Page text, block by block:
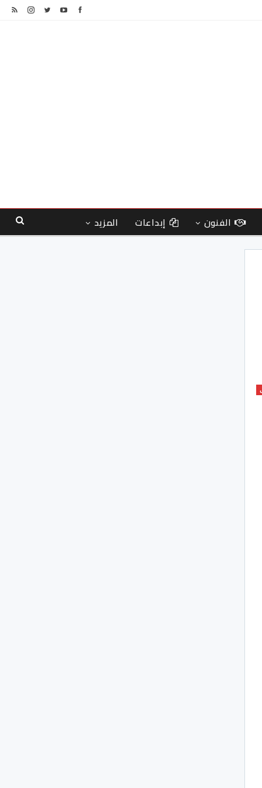
الفنون إبداعات المزيد